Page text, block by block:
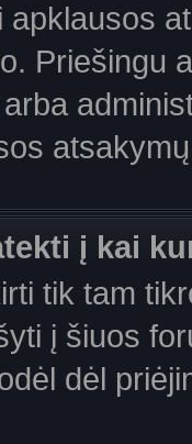
Priešingu
į kai
tik tam
į šiuos
dėl